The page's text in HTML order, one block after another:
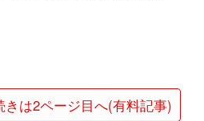
きは2ページ目へ(有料記事)